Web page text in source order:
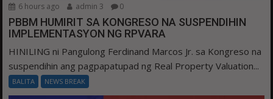
6 hours ago admin 3 0
PBBM HUMIRIT SA KONGRESO NA SUSPENDIHIN
IMPLEMENTASYON NG RPVARA
HINILING ni Pangulong Ferdinand Marcos Jr. sa Kongreso na
suspendihin ang pagpapatupad ng Real Property Valuation...
BALITA NEWS BREAK